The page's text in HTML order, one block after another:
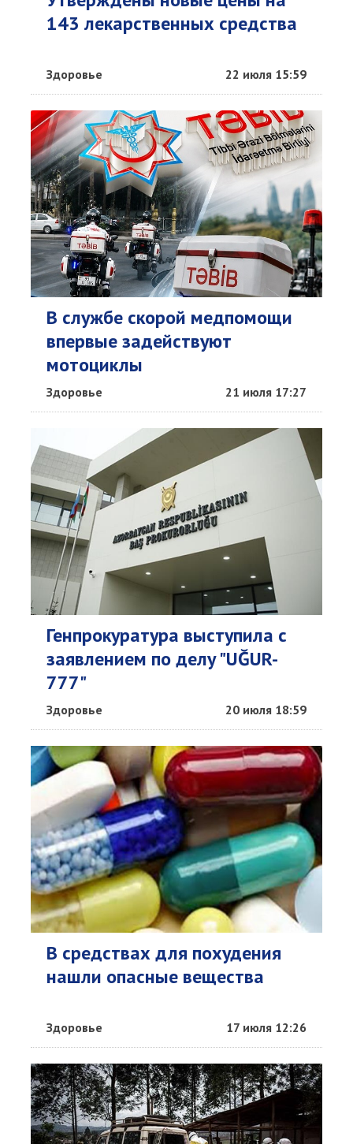
143 лекарственных средства
Здоровье 22 июля 15:59
В службе скорой медпомощи
впервые задействуют
мотоциклы
Здоровье 21 июля 17:27
Генпрокуратура выступила с
заявлением по делу "UĞUR-
777"
Здоровье 20 июля 18:59
В средствах для похудения
нашли опасные вещества
Здоровье 17 июля 12:26